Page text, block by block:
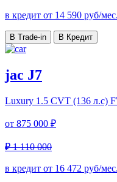
в кредит от 14 590 руб/мес.
В Trade-in В Кредит
jac J7
Luxury 1.5 CVT (136 л.с)
от 875 000 ₽
₽ 1 110 000
в кредит от 16 472 руб/мес.